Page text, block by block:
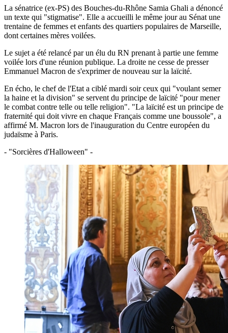
La sénatrice (ex-PS) des Bouches-du-Rhône Samia Ghali a dénoncé
un texte qui "stigmatise". Elle a accueilli le même jour au Sénat une
trentaine de femmes et enfants des quartiers populaires de Marseille,
dont certaines mères voilées.
Le sujet a été relancé par un élu du RN prenant à partie une femme
voilée lors d'une réunion publique. La droite ne cesse de presser
Emmanuel Macron de s'exprimer de nouveau sur la laïcité.
En écho, le chef de l'Etat a ciblé mardi soir ceux qui "voulant semer
la haine et la division" se servent du principe de laïcité "pour mener
le combat contre telle ou telle religion". "La laïcité est un principe de
fraternité qui doit vivre en chaque Français comme une boussole", a
affirmé M. Macron lors de l'inauguration du Centre européen du
judaïsme à Paris.
- "Sorcières d'Halloween" -